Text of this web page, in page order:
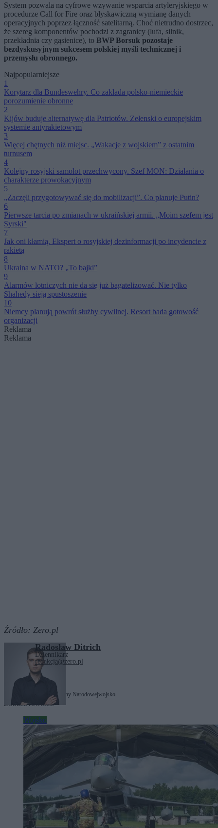
System pozwala na cyfrowe wzywanie wsparcia artyleryjskiego w
procedurze Call for Fire oraz błyskawiczną wymianę danych
operacyjnych poprzez łączność satelitarną. Choć nietrudno dostrzec,
że szereg komponentów pochodzi z zagranicy (lufa, silnik,
przekładnia czy gąsienice), to BWP Borsuk pozostaje
bezdyskusyjnym sukcesem polskiej myśli technicznej i
przemysłu obronnego.
Najpopularniejsze
1
Korytarz dla Bundeswehry. Co zakłada polsko-niemieckie
porozumienie obronne
2
Kijów buduje alternatywę dla Patriotów. Zełenski o europejskim
systemie antyrakietowym
3
Więcej chętnych niż miejsc. „Wakacje z wojskiem” z ostatnim
turnusem
4
Kolejny rosyjski samolot przechwycony. Szef MON: Działania o
charakterze prowokacyjnym
5
„Zaczęli przygotowywać się do mobilizacji”. Co planuje Putin?
6
Pierwsze tarcia po zmianach w ukraińskiej armii. „Moim szefem jest
Syrski"
7
Jak oni kłamią. Ekspert o rosyjskiej dezinformacji po incydencie z
rakietą
8
Ukraina w NATO? „To bajki”
9
Alarmów lotniczych nie da się już bagatelizować. Nie tylko
Shahedy sieją spustoszenie
10
Niemcy planują powrót służby cywilnej. Resort bada gotowość
organizacji
Reklama
Reklama
Źródło: Zero.pl
Radosław Ditrich
Dziennikarz
redakcja@zero.pl
Tagi: Ministerstwo Obrony Narodowejwojsko
Zobacz również
Wojsko